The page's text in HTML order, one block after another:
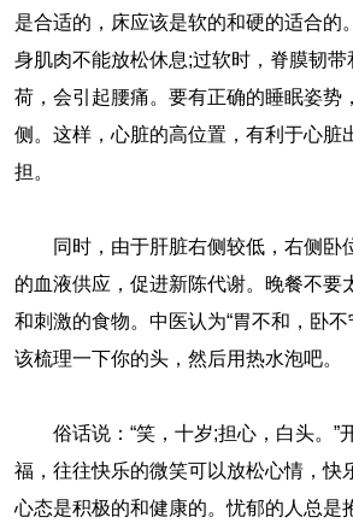
是合适的，床应该是软的和硬的适合的
身肌肉不能放松休息;过软时，脊膜韧带
荷，会引起腰痛。要有正确的睡眠姿势
侧。这样，心脏的高位置，有利于心脏
担。
同时，由于肝脏右侧较低，右侧卧
的血液供应，促进新陈代谢。晚餐不要
和刺激的食物。中医认为“胃不和，卧不
该梳理一下你的头，然后用热水泡吧。
俗话说：“笑，十岁;担心，白头。”
福，往往快乐的微笑可以放松心情，快
心态是积极的和健康的。忧郁的人总是